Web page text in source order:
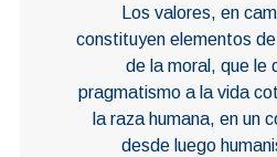
Los valores, en
constituyen elementos
de la moral, que le
pragmatismo a la vida
la raza humana, en un
desde luego